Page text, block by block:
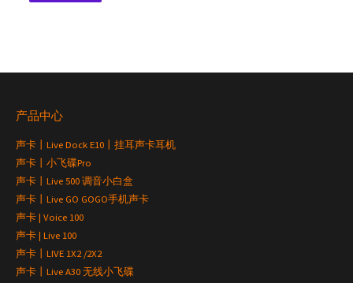
产品中心
声卡丨Live Dock E10丨挂耳声卡耳机
声卡丨小飞碟Pro
声卡丨Live 500 调音小白盒
声卡丨Live GO GOGO手机声卡
声卡 | Voice 100
声卡 | Live 100
声卡丨LIVE 1X2 /2X2
声卡丨Live A30 无线小飞碟